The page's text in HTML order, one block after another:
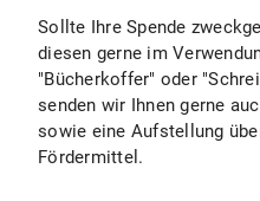
Sollte Ihre Spende
diesen gerne im
"Bücherkoffer" oder
senden wir Ihnen gerne
sowie eine Aufstellung
Fördermittel.